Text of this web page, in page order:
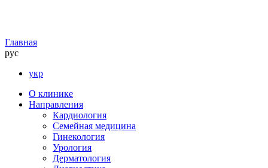
Главная
рус
укр
О клинике
Направления
Кардиология
Семейная медицина
Гинекология
Урология
Дерматология